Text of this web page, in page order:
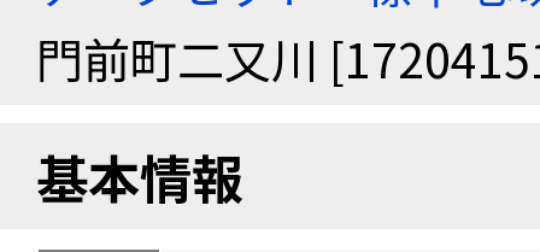
門前町二又川
基本情報